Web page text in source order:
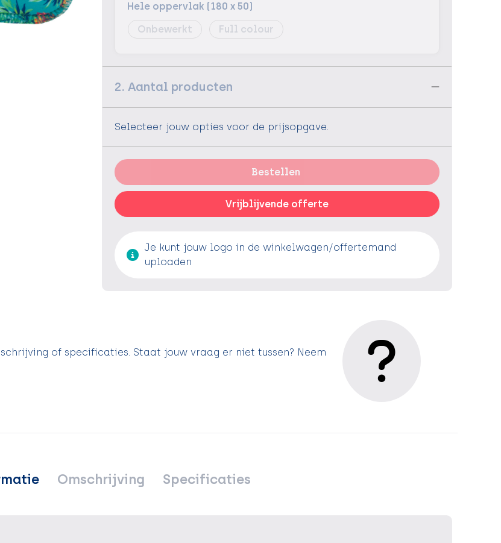
Hele oppervlak (180 x 50)
Onbewerkt
Full colour
2. Aantal producten
Selecteer jouw opties voor de prijsopgave.
Bestellen
Vrijblijvende offerte
Je kunt jouw logo in de winkelwagen/offertemand
uploaden
of specificaties. Staat jouw vraag er niet tussen? Neem
Omschrijving Specificaties